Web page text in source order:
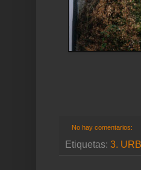
No hay comentarios:
Etiquetas: 3.